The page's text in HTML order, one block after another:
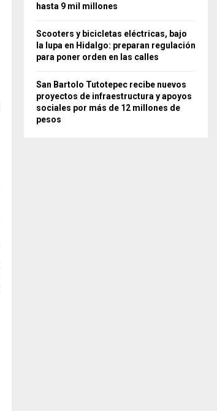
hasta 9 mil millones
Scooters y bicicletas eléctricas, bajo
la lupa en Hidalgo: preparan regulación
para poner orden en las calles
San Bartolo Tutotepec recibe nuevos
proyectos de infraestructura y apoyos
sociales por más de 12 millones de
pesos